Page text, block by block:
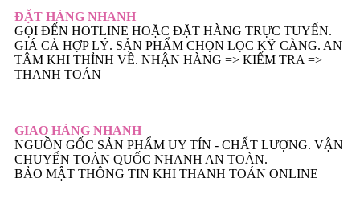
ĐẶT HÀNG NHANH
GỌI ĐẾN HOTLINE HOẶC ĐẶT HÀNG TRỰC TUYẾN.
GIÁ CẢ HỢP LÝ. SẢN PHẨM CHỌN LỌC KỸ CÀNG. AN
TÂM KHI THỈNH VỀ. NHẬN HÀNG => KIẾM TRA =>
THANH TOÁN
GIAO HÀNG NHANH
NGUỒN GỐC SẢN PHẨM UY TÍN - CHẤT LƯỢNG. VẬN
CHUYỂN TOÀN QUỐC NHANH AN TOÀN.
BẢO MẬT THÔNG TIN KHI THANH TOÁN ONLINE